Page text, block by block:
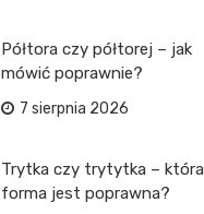
Półtora czy półtorej – jak
mówić poprawnie?
7 sierpnia 2026
Trytka czy trytytka – która
forma jest poprawna?